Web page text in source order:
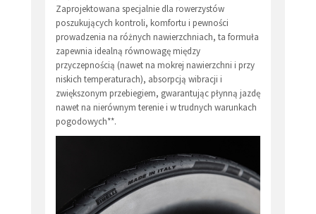
Zaprojektowana specjalnie dla rowerzystów
poszukujących kontroli, komfortu i pewności
prowadzenia na różnych nawierzchniach, ta formuła
zapewnia idealną równowagę między
przyczepnością (nawet na mokrej nawierzchni i przy
niskich temperaturach), absorpcją wibracji i
zwiększonym przebiegiem, gwarantując płynną jazdę
nawet na nierównym terenie i w trudnych warunkach
pogodowych**.